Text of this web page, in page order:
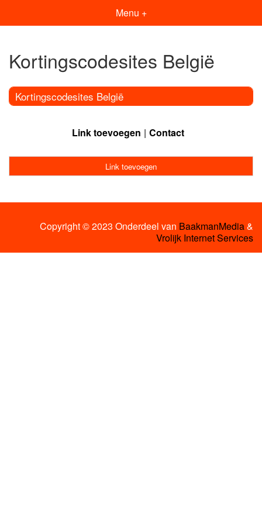
Menu +
Kortingscodesites België
Kortingscodesites België
Link toevoegen Contact
Link toevoegen
Copyright © 2023 Onderdeel van BaakmanMedia&
Vrolijk Internet Services